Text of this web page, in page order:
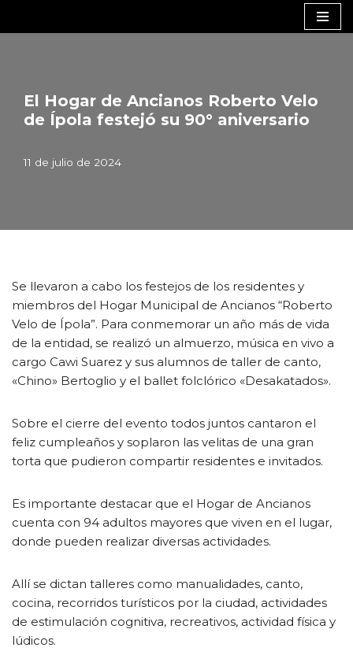
El Hogar de Ancianos Roberto Velo
de Ípola festejó su 90° aniversario
11 de julio de 2024
Se llevaron a cabo los festejos de los residentes y
miembros del Hogar Municipal de Ancianos “Roberto
Velo de Ípola”. Para conmemorar un año más de vida
de la entidad, se realizó un almuerzo, música en vivo a
cargo Cawi Suarez y sus alumnos de taller de canto,
«Chino» Bertoglio y el ballet folclórico «Desakatados».
Sobre el cierre del evento todos juntos cantaron el
feliz cumpleaños y soplaron las velitas de una gran
torta que pudieron compartir residentes e invitados.
Es importante destacar que el Hogar de Ancianos
cuenta con 94 adultos mayores que viven en el lugar,
donde pueden realizar diversas actividades.
Allí se dictan talleres como manualidades, canto,
cocina, recorridos turísticos por la ciudad, actividades
de estimulación cognitiva, recreativos, actividad física y
lúdicos.